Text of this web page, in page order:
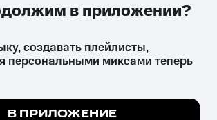
ПРИЛОЖЕНИЕ
их аналогов причиняет вред здоровью,
запрещён и влечёт установленную
куки, чтобы на сайте все
создавать плейлисты,
персональными миксами теперь
В ПРИЛОЖЕНИЕ